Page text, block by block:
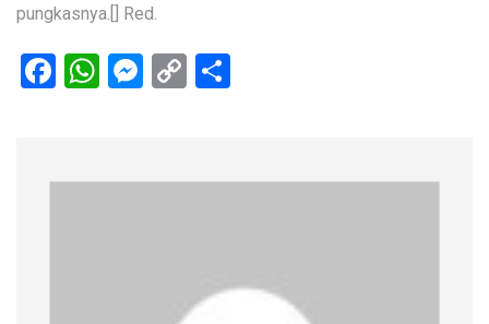
pungkasnya.[] Red.
Facebook
WhatsApp
Messenger
Copy